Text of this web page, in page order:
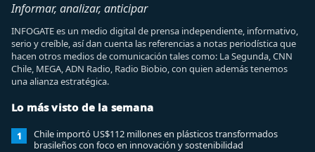
Informar, analizar, anticipar
INFOGATE es un medio digital de prensa independiente, informativo,
serio y creíble, así dan cuenta las referencias a notas periodística que
hacen otros medios de comunicación tales como: La Segunda, CNN
Chile, MEGA, ADN Radio, Radio Biobio, con quien además tenemos
una alianza estratégica.
Lo más visto de la semana
1
Chile importó US$112 millones en plásticos transformados
brasileños con foco en innovación y sostenibilidad